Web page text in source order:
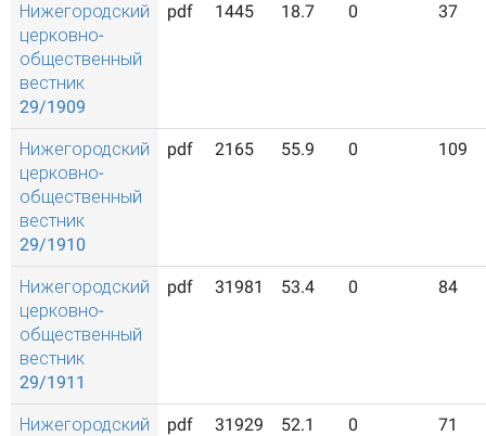
Нижегородский
церковно-
общественный
вестник
29/1909
pdf 1445 18.7 0 37
Нижегородский
церковно-
общественный
вестник
29/1910
pdf 2165 55.9 0 109
Нижегородский
церковно-
общественный
вестник
29/1911
pdf 31981 53.4 0 84
Нижегородский
pdf 31929 52.1 0 71